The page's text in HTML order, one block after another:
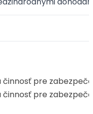
činnosť pre
činnosť pre